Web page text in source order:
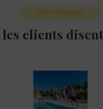
TÉMOIGNAGES
les clients